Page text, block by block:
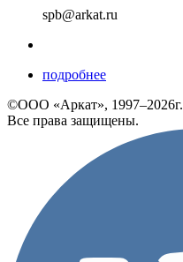
spb@arkat.ru
подробнее
©ООО «Аркат», 1997–2026г.
Все права защищены.